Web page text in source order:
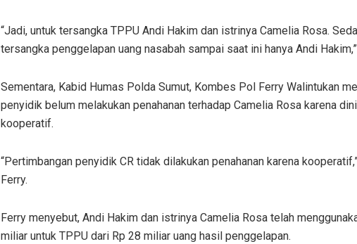
“Jadi, untuk tersangka TPPU Andi Hakim dan istrinya Camelia Rosa.
tersangka penggelapan uang nasabah sampai saat ini hanya Andi
Sementara, Kabid Humas Polda Sumut, Kombes Pol Ferry Walintukan
penyidik belum melakukan penahanan terhadap Camelia Rosa karena
kooperatif.
“Pertimbangan penyidik CR tidak dilakukan penahanan karena
Ferry.
Ferry menyebut, Andi Hakim dan istrinya Camelia Rosa telah
miliar untuk TPPU dari Rp 28 miliar uang hasil penggelapan.